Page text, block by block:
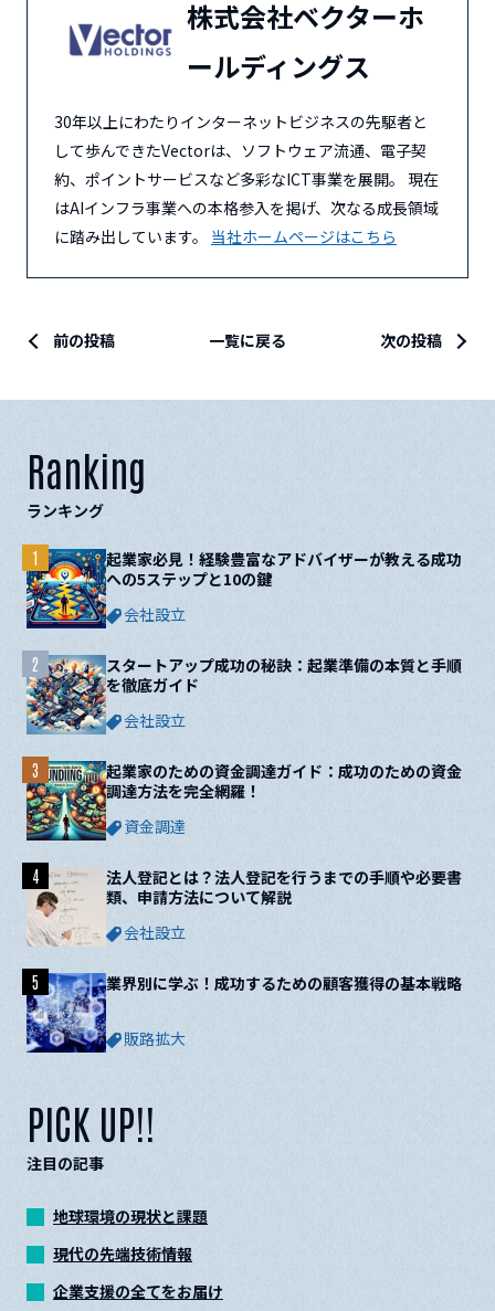
株式会社ベクターホ
ールディングス
30年以上にわたりインターネットビジネスの先駆者と
して歩んできたVectorは、ソフトウェア流通、電子契
約、ポイントサービスなど多彩なICT事業を展開。 現在
はAIインフラ事業への本格参入を掲げ、次なる成長領域
に踏み出しています。 当社ホームページはこちら
前の投稿 一覧に戻る 次の投稿
Ranking
ランキング
起業家必見！経験豊富なアドバイザーが教える成功
への5ステップと10の鍵
会社設立
1
スタートアップ成功の秘訣：起業準備の本質と手順
を徹底ガイド
会社設立
2
起業家のための資金調達ガイド：成功のための資金
調達方法を完全網羅！
資金調達
3
法人登記とは？法人登記を行うまでの手順や必要書
類、申請方法について解説
会社設立
4
業界別に学ぶ！成功するための顧客獲得の基本戦略
販路拡大
5
PICK UP!!
注目の記事
地球環境の現状と課題
現代の先端技術情報
企業支援の全てをお届け